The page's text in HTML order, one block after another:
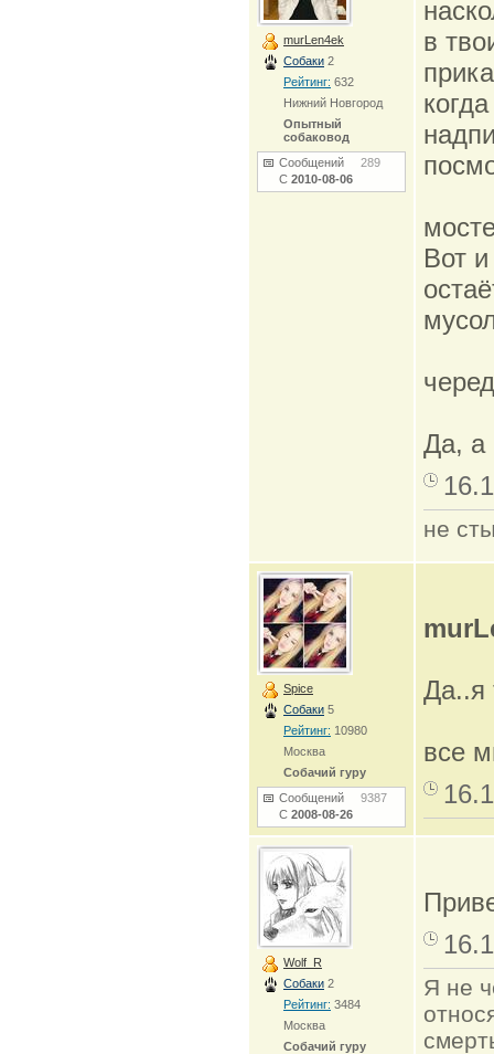
murLen4ek
Собаки 2
Рейтинг: 632
Нижний Новгород
Опытный
собаковод
Сообщений 289
С 2010-08-06
в
Вот
Да, а
не
Spice
Собаки 5
Рейтинг: 10980
Москва
Собачий гуру
Сообщений 9387
С 2008-08-26
Да..я
все
Wolf_R
Собаки 2
Рейтинг: 3484
Москва
Собачий гуру
Я не